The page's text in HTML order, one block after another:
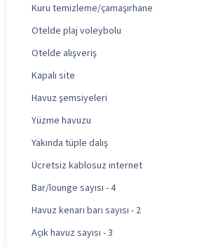
Kuru temizleme/çamaşırhane
Otelde plaj voleybolu
Otelde alışveriş
Kapalı site
Havuz şemsiyeleri
Yüzme havuzu
Yakında tüple dalış
Ücretsiz kablosuz internet
Bar/lounge sayısı - 4
Havuz kenarı barı sayısı - 2
Açık havuz sayısı - 3